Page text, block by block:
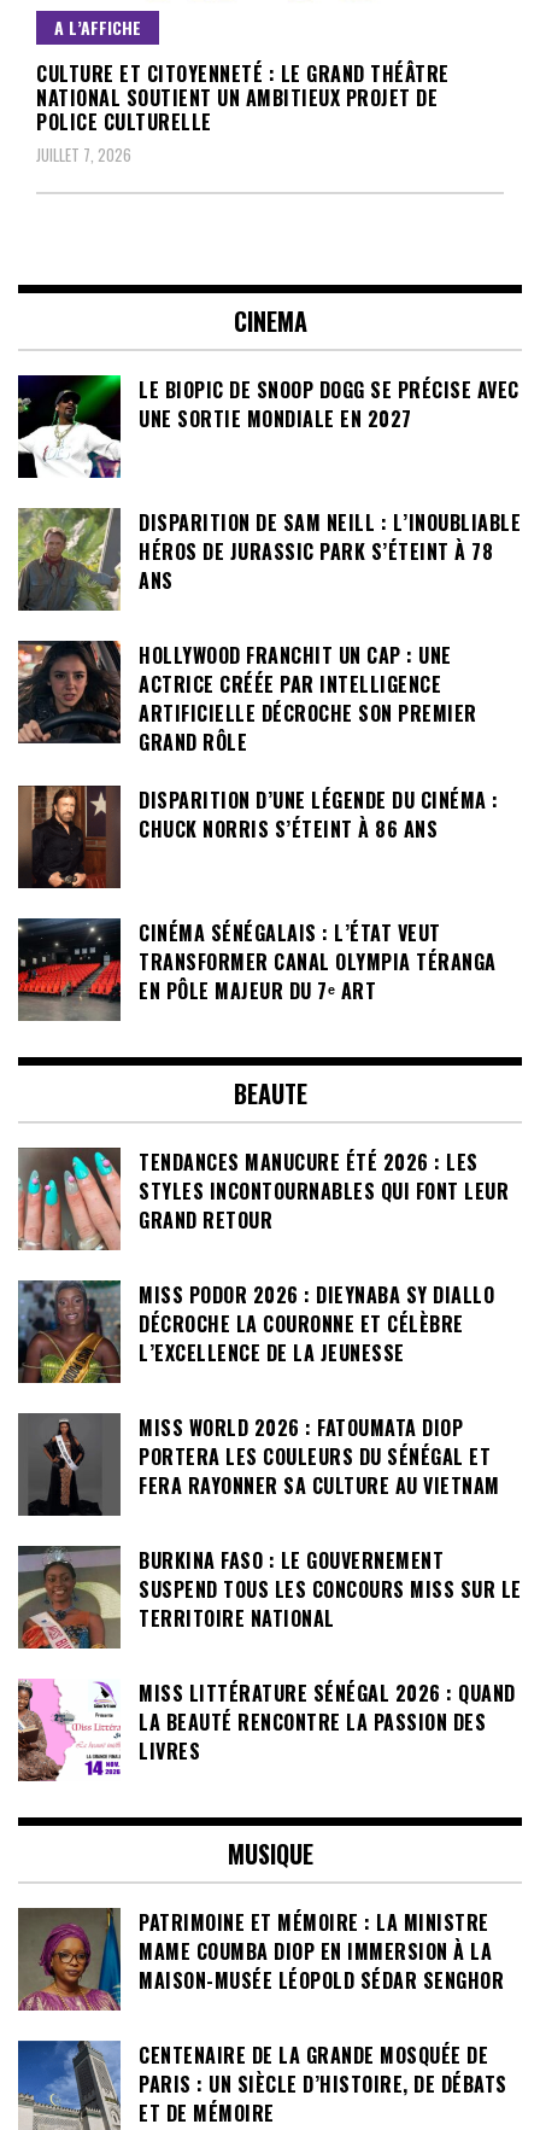
A L’AFFICHE
CULTURE ET CITOYENNETÉ : LE GRAND THÉÂTRE
NATIONAL SOUTIENT UN AMBITIEUX PROJET DE
POLICE CULTURELLE
JUILLET 7, 2026
CINEMA
LE BIOPIC DE SNOOP DOGG SE PRÉCISE AVEC
UNE SORTIE MONDIALE EN 2027
DISPARITION DE SAM NEILL : L’INOUBLIABLE
HÉROS DE JURASSIC PARK S’ÉTEINT À 78
ANS
HOLLYWOOD FRANCHIT UN CAP : UNE
ACTRICE CRÉÉE PAR INTELLIGENCE
ARTIFICIELLE DÉCROCHE SON PREMIER
GRAND RÔLE
DISPARITION D’UNE LÉGENDE DU CINÉMA :
CHUCK NORRIS S’ÉTEINT À 86 ANS
CINÉMA SÉNÉGALAIS : L’ÉTAT VEUT
TRANSFORMER CANAL OLYMPIA TÉRANGA
EN PÔLE MAJEUR DU 7ᵉ ART
BEAUTE
TENDANCES MANUCURE ÉTÉ 2026 : LES
STYLES INCONTOURNABLES QUI FONT LEUR
GRAND RETOUR
MISS PODOR 2026 : DIEYNABA SY DIALLO
DÉCROCHE LA COURONNE ET CÉLÈBRE
L’EXCELLENCE DE LA JEUNESSE
MISS WORLD 2026 : FATOUMATA DIOP
PORTERA LES COULEURS DU SÉNÉGAL ET
FERA RAYONNER SA CULTURE AU VIETNAM
BURKINA FASO : LE GOUVERNEMENT
SUSPEND TOUS LES CONCOURS MISS SUR LE
TERRITOIRE NATIONAL
MISS LITTÉRATURE SÉNÉGAL 2026 : QUAND
LA BEAUTÉ RENCONTRE LA PASSION DES
LIVRES
MUSIQUE
PATRIMOINE ET MÉMOIRE : LA MINISTRE
MAME COUMBA DIOP EN IMMERSION À LA
MAISON-MUSÉE LÉOPOLD SÉDAR SENGHOR
CENTENAIRE DE LA GRANDE MOSQUÉE DE
PARIS : UN SIÈCLE D’HISTOIRE, DE DÉBATS
ET DE MÉMOIRE